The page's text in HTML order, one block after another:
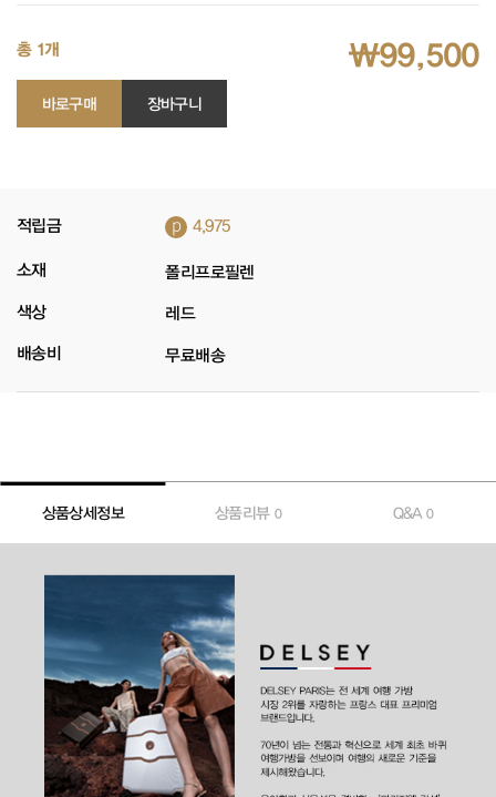
총 1개 ₩99,500
바로구매 장바구니
적립금 p 4,975
소재 폴리프로필렌
색상 레드
배송비 무료배송
상품상세정보 상품리뷰 0 Q&A0